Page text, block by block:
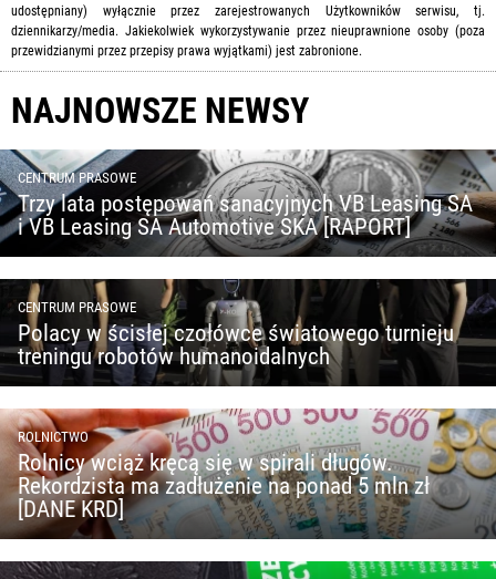
udostępniany) wyłącznie przez zarejestrowanych Użytkowników serwisu, tj.
dziennikarzy/media. Jakiekolwiek wykorzystywanie przez nieuprawnione osoby (poza
przewidzianymi przez przepisy prawa wyjątkami) jest zabronione.
NAJNOWSZE NEWSY
CENTRUM PRASOWE
Trzy lata postępowań sanacyjnych VB Leasing SA
i VB Leasing SA Automotive SKA [RAPORT]
CENTRUM PRASOWE
Polacy w ścisłej czołówce światowego turnieju
treningu robotów humanoidalnych
ROLNICTWO
Rolnicy wciąż kręcą się w spirali długów.
Rekordzista ma zadłużenie na ponad 5 mln zł
[DANE KRD]